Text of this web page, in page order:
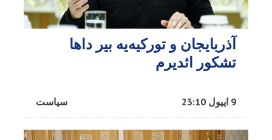
آذربایجان و تورکیه‌یه بیر داها
تشکور ائدیرم
سیاست 9 اییول 23:10